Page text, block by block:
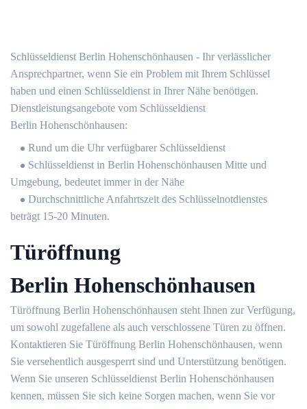
Schlüsseldienst Berlin Hohenschönhausen - Ihr verlässlicher
Ansprechpartner, wenn Sie ein Problem mit Ihrem Schlüssel
haben und einen Schlüsseldienst in Ihrer Nähe benötigen.
Dienstleistungsangebote vom Schlüsseldienst
Berlin Hohenschönhausen:
Rund um die Uhr verfügbarer Schlüsseldienst
Schlüsseldienst in Berlin Hohenschönhausen Mitte und
Umgebung, bedeutet immer in der Nähe
Durchschnittliche Anfahrtszeit des Schlüsselnotdienstes
beträgt 15-20 Minuten.
Türöffnung
Berlin Hohenschönhausen
Türöffnung Berlin Hohenschönhausen steht Ihnen zur Verfügung,
um sowohl zugefallene als auch verschlossene Türen zu öffnen.
Kontaktieren Sie Türöffnung Berlin Hohenschönhausen, wenn
Sie versehentlich ausgesperrt sind und Unterstützung benötigen.
Wenn Sie unseren Schlüsseldienst Berlin Hohenschönhausen
kennen, müssen Sie sich keine Sorgen machen, wenn Sie vor